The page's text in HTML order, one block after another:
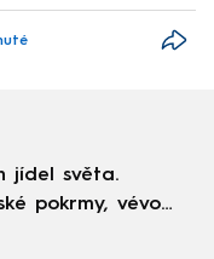
jídel světa.
pokrmy, vévodí